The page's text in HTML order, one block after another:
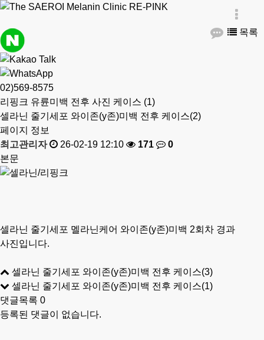
02)569‑8575
리핑크 유륜미백 전후 사진 케이스 (1)
목록
셀라닌 줄기세포 와이존(y존)미백 전후 케이스(2)
페이지 정보
최고관리자
26-02-19 12:10 171
0
본문
셀라닌 줄기세포 멜라닌케어 와이존(y존)미백 2회차 경과
사진입니다.
셀라닌 줄기세포 와이존(y존)미백 전후 케이스(3)
셀라닌 줄기세포 와이존(y존)미백 전후 케이스(1)
댓글목록 0
등록된 댓글이 없습니다.